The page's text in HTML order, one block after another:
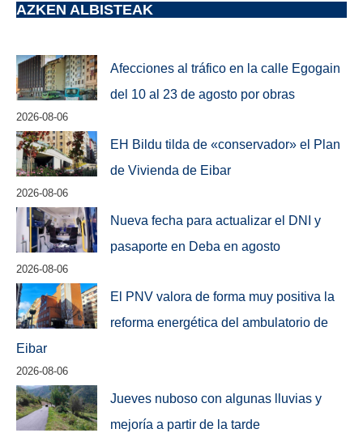
AZKEN ALBISTEAK
Afecciones al tráfico en la calle Egogain
del 10 al 23 de agosto por obras
2026-08-06
EH Bildu tilda de «conservador» el Plan
de Vivienda de Eibar
2026-08-06
Nueva fecha para actualizar el DNI y
pasaporte en Deba en agosto
2026-08-06
El PNV valora de forma muy positiva la
reforma energética del ambulatorio de
Eibar
2026-08-06
Jueves nuboso con algunas lluvias y
mejoría a partir de la tarde